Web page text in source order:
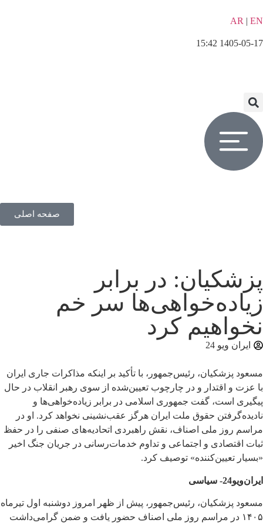
AR | EN
1405-05-17 15:42
صفحه اصلی
پزشکیان: در برابر
زیاده‌خواهی‌ها سر خم
نخواهیم کرد
ایران ویو 24
مسعود پزشکیان، رئیس‌جمهور، با تأکید بر اینکه مذاکرات جاری ایران
با عزت و اقتدار و در چارچوب تعیین‌شده از سوی رهبر انقلاب در حال
پیگیری است، گفت جمهوری اسلامی در برابر زیاده‌خواهی‌ها و
نادیده‌گرفتن حقوق ملت ایران هرگز عقب‌نشینی نخواهد کرد. او در
مراسم روز ملی اصناف، نقش راهبردی اتحادیه‌های صنفی را در حفظ
ثبات اقتصادی و اجتماعی و تداوم خدمات‌رسانی در جریان جنگ اخیر
«بسیار تعیین‌کننده» توصیف کرد.
ایران‌ویو24- سیاسی
مسعود پزشکیان، رئیس‌جمهور، پیش از ظهر امروز دوشنبه اول تیرماه
۱۴۰۵ در مراسم روز ملی اصناف حضور یافت و ضمن گرامی‌داشت